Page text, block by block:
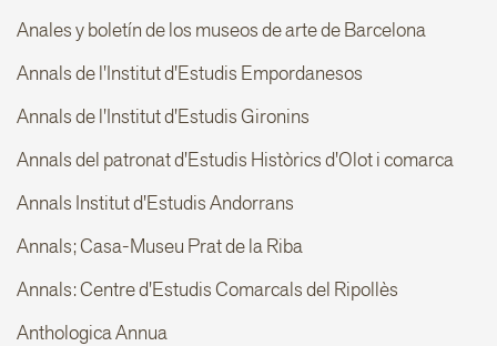
Anales y boletín de los museos de arte de Barcelona
Annals de l'Institut d'Estudis Empordanesos
Annals de l'Institut d'Estudis Gironins
Annals del patronat d'Estudis Històrics d'Olot i comarca
Annals Institut d'Estudis Andorrans
Annals; Casa-Museu Prat de la Riba
Annals: Centre d'Estudis Comarcals del Ripollès
Anthologica Annua